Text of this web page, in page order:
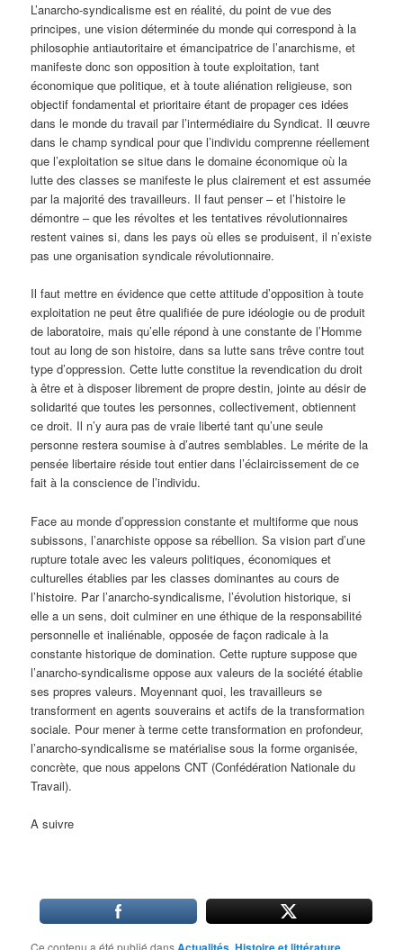
L’anarcho-syndicalisme est en réalité, du point de vue des
principes, une vision déterminée du monde qui correspond à la
philosophie antiautoritaire et émancipatrice de l’anarchisme, et
manifeste donc son opposition à toute exploitation, tant
économique que politique, et à toute aliénation religieuse, son
objectif fondamental et prioritaire étant de propager ces idées
dans le monde du travail par l’intermédiaire du Syndicat. Il œuvre
dans le champ syndical pour que l’individu comprenne réellement
que l’exploitation se situe dans le domaine économique où la
lutte des classes se manifeste le plus clairement et est assumée
par la majorité des travailleurs. Il faut penser – et l’histoire le
démontre – que les révoltes et les tentatives révolutionnaires
restent vaines si, dans les pays où elles se produisent, il n’existe
pas une organisation syndicale révolutionnaire.
Il faut mettre en évidence que cette attitude d’opposition à toute
exploitation ne peut être qualifiée de pure idéologie ou de produit
de laboratoire, mais qu’elle répond à une constante de l’Homme
tout au long de son histoire, dans sa lutte sans trêve contre tout
type d’oppression. Cette lutte constitue la revendication du droit
à être et à disposer librement de propre destin, jointe au désir de
solidarité que toutes les personnes, collectivement, obtiennent
ce droit. Il n’y aura pas de vraie liberté tant qu’une seule
personne restera soumise à d’autres semblables. Le mérite de la
pensée libertaire réside tout entier dans l’éclaircissement de ce
fait à la conscience de l’individu.
Face au monde d’oppression constante et multiforme que nous
subissons, l’anarchiste oppose sa rébellion. Sa vision part d’une
rupture totale avec les valeurs politiques, économiques et
culturelles établies par les classes dominantes au cours de
l’histoire. Par l’anarcho-syndicalisme, l’évolution historique, si
elle a un sens, doit culminer en une éthique de la responsabilité
personnelle et inaliénable, opposée de façon radicale à la
constante historique de domination. Cette rupture suppose que
l’anarcho-syndicalisme oppose aux valeurs de la société établie
ses propres valeurs. Moyennant quoi, les travailleurs se
transforment en agents souverains et actifs de la transformation
sociale. Pour mener à terme cette transformation en profondeur,
l’anarcho-syndicalisme se matérialise sous la forme organisée,
concrète, que nous appelons CNT (Confédération Nationale du
Travail).
A suivre
Ce contenu a été publié dans ,